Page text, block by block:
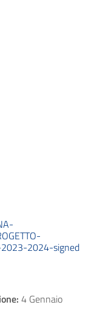
2023-2024-signed
4 Gennaio